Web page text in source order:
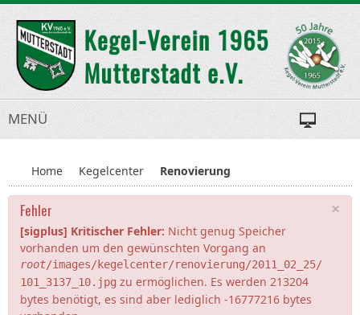
MENÜ
Home Kegelcenter Renovierung
×
Fehler
[sigplus] Kritischer Fehler: Nicht genug Speicher
vorhanden um den gewünschten Vorgang an
root/images/kegelcenter/renovierung/2011_02_25/
101_3137_10.jpg zu ermöglichen. Es werden 213204
bytes benötigt, es sind aber lediglich -16777216 bytes